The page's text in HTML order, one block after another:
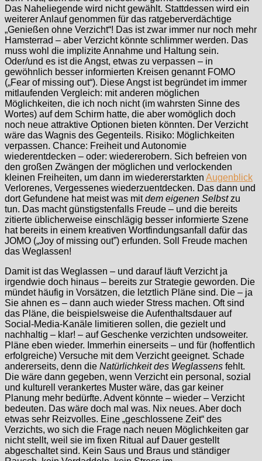
Das Naheliegende wird nicht gewählt. Stattdessen wird ein
weiterer Anlauf genommen für das ratgeberverdächtige
„Genießen ohne Verzicht“! Das ist zwar immer nur noch mehr
Hamsterrad – aber Verzicht könnte schlimmer werden. Das
muss wohl die implizite Annahme und Haltung sein.
Oder/und es ist die Angst, etwas zu verpassen – in
gewöhnlich besser informierten Kreisen genannt FOMO
(„Fear of missing out“). Diese Angst ist begründet im immer
mitlaufenden Vergleich: mit anderen möglichen
Möglichkeiten, die ich noch nicht (im wahrsten Sinne des
Wortes) auf dem Schirm hatte, die aber womöglich doch
noch neue attraktive Optionen bieten könnten. Der Verzicht
wäre das Wagnis des Gegenteils. Risiko: Möglichkeiten
verpassen. Chance: Freiheit und Autonomie
wiederentdecken – oder: wiedererobern. Sich befreien von
den großen Zwängen der möglichen und verlockenden
kleinen Freiheiten, um dann im wiedererstarkten Augenblick
Verlorenes, Vergessenes wiederzuentdecken. Das dann und
dort Gefundene hat meist was mitdem eigenen Selbstzu
tun. Das macht günstigstenfalls Freude – und die bereits
zitierte üblicherweise einschlägig besser informierte Szene
hat bereits in einem kreativen Wortfindungsanfall dafür das
JOMO („Joy of missing out”) erfunden. Soll Freude machen
das Weglassen!
Damit ist das Weglassen – und darauf läuft Verzicht ja
irgendwie doch hinaus – bereits zur Strategie geworden. Die
mündet häufig in Vorsätzen, die letztlich Pläne sind. Die – ja
Sie ahnen es – dann auch wieder Stress machen. Oft sind
das Pläne, die beispielsweise die Aufenthaltsdauer auf
Social-Media-Kanäle limitieren sollen, die gezielt und
nachhaltig – klar! – auf Geschenke verzichten undsoweiter.
Pläne eben wieder. Immerhin einerseits – und für (hoffentlich
erfolgreiche) Versuche mit dem Verzicht geeignet. Schade
andererseits, denn die Natürlichkeit des Weglassens fehlt.
Die wäre dann gegeben, wenn Verzicht ein personal, sozial
und kulturell verankertes Muster wäre, das gar keiner
Planung mehr bedürfte. Advent könnte – wieder – Verzicht
bedeuten. Das wäre doch mal was. Nix neues. Aber doch
etwas sehr Reizvolles. Eine „geschlossene Zeit“ des
Verzichts, wo sich die Frage nach neuen Möglichkeiten gar
nicht stellt, weil sie im fixen Ritual auf Dauer gestellt
abgeschaltet sind. Kein Saus und Braus und ständiger